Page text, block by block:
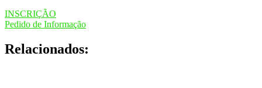
INSCRIÇÃO
Pedido de Informação
Relacionados: